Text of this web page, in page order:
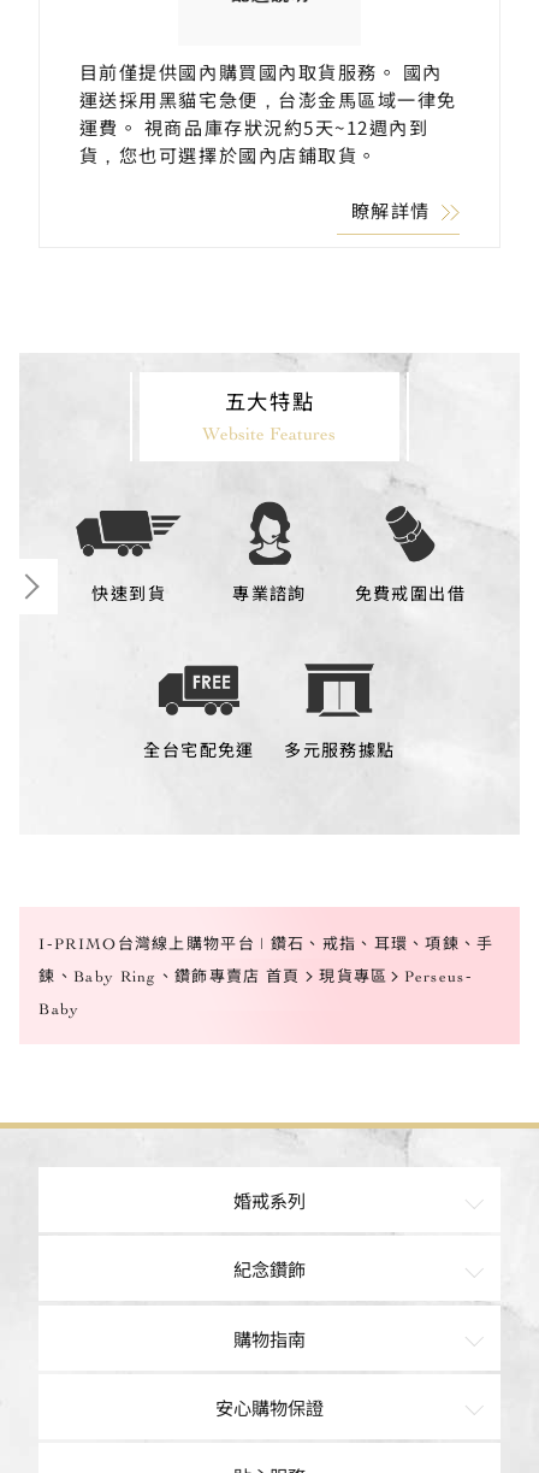
目前僅提供國內購買國內取貨服務。 國內
運送採用黑貓宅急便，台澎金馬區域一律免
運費。 視商品庫存狀況約5天~12週內到
貨，您也可選擇於國內店鋪取貨。
瞭解詳情
五大特點
Website Features
快速到貨 專業諮詢 免費戒圍出借
全台宅配免運 多元服務據點
I-PRIMO台灣線上購物平台 | 鑽石、戒指、耳環、項鍊、手
鍊、Baby Ring、鑽飾專賣店 首頁
現貨專區
Perseus-
Baby
婚戒系列
訂婚鑽戒
結婚對戒
紀念鑽飾
戒指
手鍊
購物指南
購物車
安心購物保證